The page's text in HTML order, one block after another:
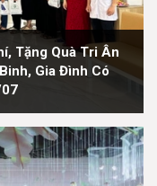
Tặng Quà Tri Ân
Gia Đình Có